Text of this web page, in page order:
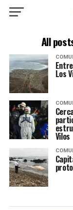
All
Los
Vilos